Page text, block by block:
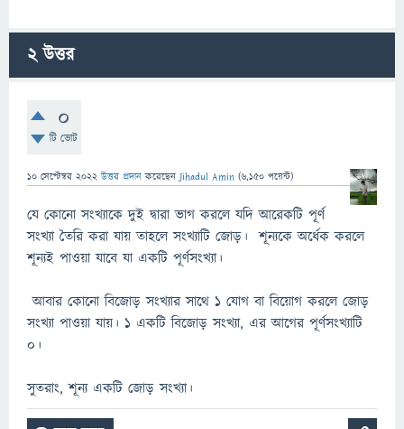
2উত্তর
0
টি ভোট
10 সেপ্টেম্বর 2022 উত্তর প্রদান করেছেনJihadul Amin (6,150 পয়েন্ট)
যে কোনো সংখ্যাকে দুই দ্বারা ভাগ করলে যদি আরেকটি পূর্ণ
সংখ্যা তৈরি করা যায় তাহলে সংখ্যাটি জোড়। শূন্যকে অর্ধেক করলে
শূন্যই পাওয়া যাবে যা একটি পূর্ণসংখ্যা।
আবার কোনো বিজোড় সংখ্যার সাথে ১ যোগ বা বিয়োগ করলে জোড়
সংখ্যা পাওয়া যায়। ১ একটি বিজোড় সংখ্যা, এর আগের পূর্ণসংখ্যাটি
০।
সুতরাং, শূন্য একটি জোড় সংখ্যা।